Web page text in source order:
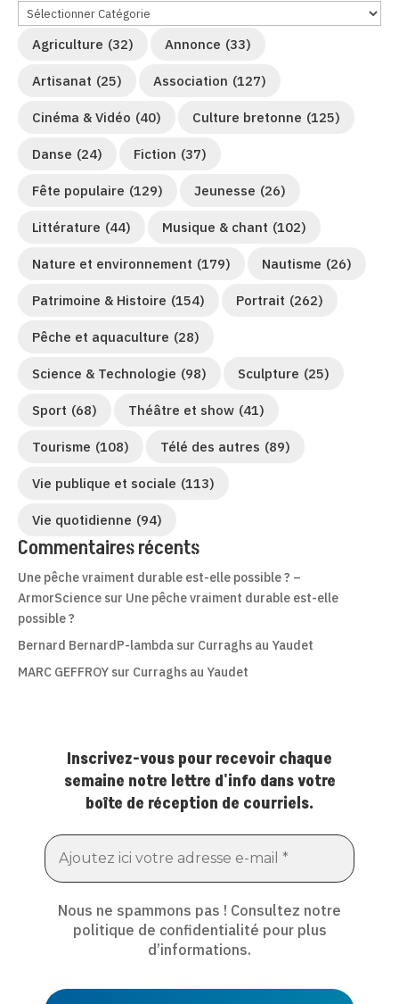
Agriculture (32) Annonce (33)
Artisanat (25) Association (127)
Cinéma & Vidéo (40) Culture bretonne (125)
Danse (24) Fiction (37)
Fête populaire (129) Jeunesse (26)
Littérature (44) Musique & chant (102)
Nature et environnement (179) Nautisme (26)
Patrimoine & Histoire (154) Portrait (262)
Pêche et aquaculture (28)
Science & Technologie (98) Sculpture (25)
Sport (68) Théâtre et show (41)
Tourisme (108) Télé des autres (89)
Vie publique et sociale (113)
Vie quotidienne (94)
Commentaires récents
Une pêche vraiment durable est-elle possible ? –
ArmorScience sur Une pêche vraiment durable est-elle
possible ?
Bernard BernardP-lambda sur Curraghs au Yaudet
MARC GEFFROY sur Curraghs au Yaudet
Inscrivez-vous pour recevoir chaque
semaine notre lettre d'info dans votre
boîte de réception de courriels.
Nous ne spammons pas ! Consultez notre
politique de confidentialité pour plus
d’informations.